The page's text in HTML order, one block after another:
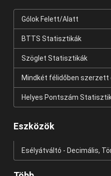
Gólok Felett/Alatt
BTTS Statisztikák
Szöglet Statisztikák
Mindkét félidőben szerzett
Helyes Pontszám
Eszközök
Esélyátváltó - Decimális,